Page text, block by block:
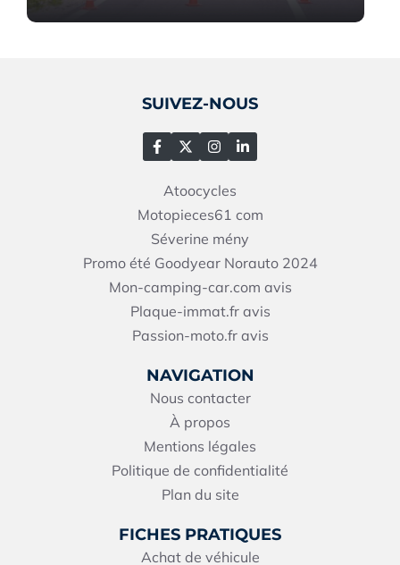
FICHES PRATIQUES
Achat de véhicule
NAVIGATION
Nous contacter
À propos
Mentions légales
Politique de confidentialité
Plan du site
SUIVEZ-NOUS
Atoocycles
Motopieces61 com
Séverine mény
Promo été Goodyear Norauto 2024
Mon-camping-car.com avis
Plaque-immat.fr avis
Passion-moto.fr avis